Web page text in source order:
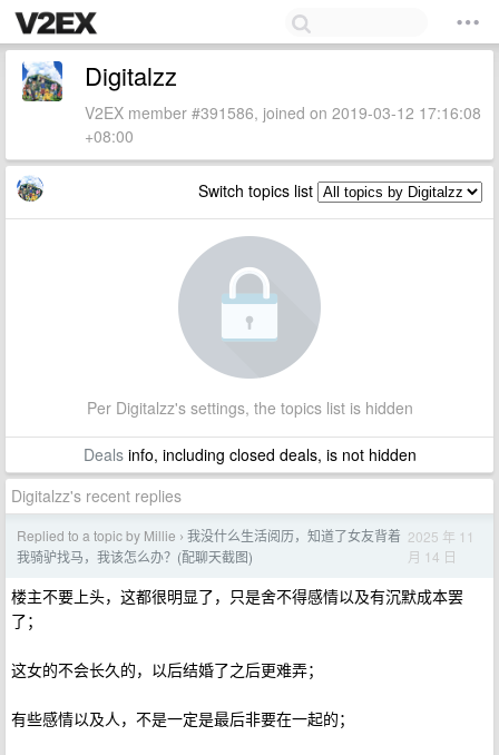
Digitalzz
V2EX member #391586, joined on 2019-03-12 17:16:08
+08:00
Switch topics list
Per Digitalzz's settings, the topics list is hidden
Dealsinfo, including closed deals, is not hidden
Digitalzz's recent replies
Replied to a topic by Millie › 我没什么生活阅历，知道了女友背着
我骑驴找马，我该怎么办？(配聊天截图)
2025 年 11
月 14 日
楼主不要上头，这都很明显了，只是舍不得感情以及有沉默成本罢
了；
这女的不会长久的，以后结婚了之后更难弄；
有些感情以及人，不是一定是最后非要在一起的；